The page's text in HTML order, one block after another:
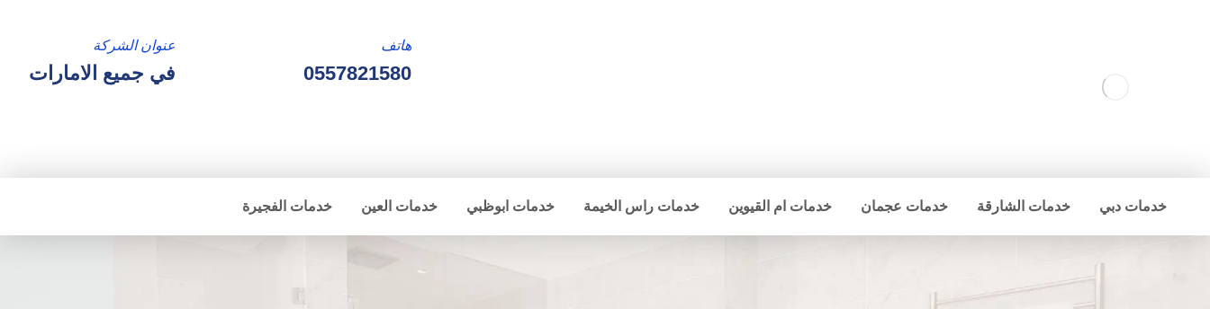
عنوان الشركة
في جميع الامارات
هاتف
0557821580
خدمات دبي خدمات الشارقة خدمات عجمان خدمات ام القيوين خدمات راس الخيمة خدمات ابوظبي خدمات العين خدمات الفجيرة